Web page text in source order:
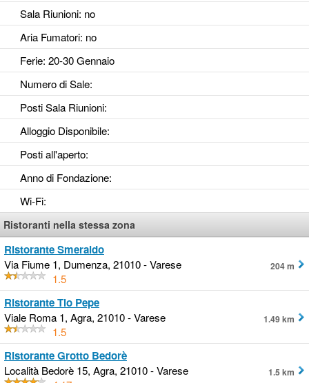
Sala Riunioni: no
Aria Fumatori: no
Ferie: 20-30 Gennaio
Numero di Sale:
Posti Sala Riunioni:
Alloggio Disponibile:
Posti all'aperto:
Anno di Fondazione:
Wi-Fi:
Ristoranti nella stessa zona
Ristorante Smeraldo
Via Fiume 1, Dumenza, 21010 - Varese
1.5
204 m
Ristorante Tio Pepe
Viale Roma 1, Agra, 21010 - Varese
1.5
1.49 km
Ristorante Grotto Bedorè
Località Bedorè 15, Agra, 21010 - Varese
1.5 km